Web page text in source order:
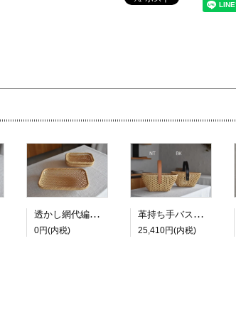
透かし網代編み盛り籠
0円(内税)
革持ち手バスケット
25,410円(内税)